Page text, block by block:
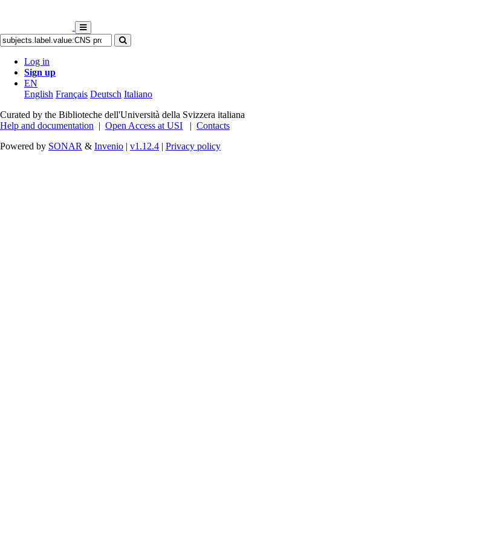
Log in
Sign up
EN
English Français Deutsch Italiano
Curated by the Biblioteche dell'Università della Svizzera italiana
Help and documentation | Open Access at USI | Contacts
Powered by SONAR & Invenio | v1.12.4 | Privacy policy